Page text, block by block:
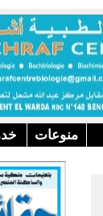
منوعات